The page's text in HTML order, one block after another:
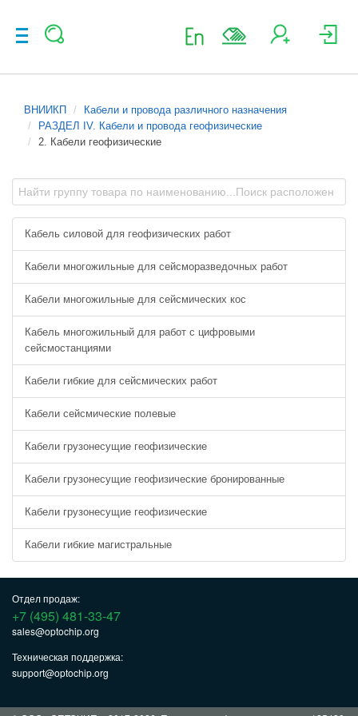
ВНИИКП
Кабели и провода различного назначения
РАЗДЕЛ IV. Кабели и провода геофизические
2. Кабели геофизические
Кабель силовой для геофизических работ
Кабели многожильные для сейсморазведочных работ
Кабели многожильные для сейсмических кос
Кабель многожильный для работ с цифровыми
сейсмостанциями
Кабели гибкие для сейсмических работ
Кабели сейсмические полевые
Кабели грузонесущие геофизические
Кабели грузонесущие геофизические бронированные
Кабели грузонесущие геофизические
Кабели гибкие магистральные
Отдел продаж:
+7 (495) 481-33-47
sales@optochip.org
Техническая поддержка:
support@optochip.org